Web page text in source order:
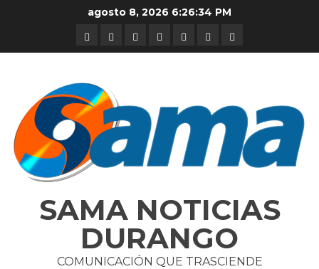
agosto 8, 2026 6:26:34 PM
DURANGO
NACIONAL
INTERNACIONAL
DEPORTES
ENTRETENIMIENTO
CIENCIA
Y
OPINION
SAMA NOTICIAS
DURANGO
COMUNICACIÓN QUE TRASCIENDE